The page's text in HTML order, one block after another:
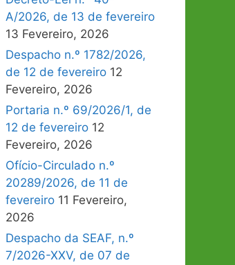
A/2026, de 13 de fevereiro
13 Fevereiro, 2026
Despacho n.º 1782/2026,
de 12 de fevereiro 12
Fevereiro, 2026
Portaria n.º 69/2026/1, de
12 de fevereiro 12
Fevereiro, 2026
Ofício-Circulado n.º
20289/2026, de 11 de
fevereiro 11 Fevereiro,
2026
Despacho da SEAF, n.º
7/2026-XXV, de 07 de